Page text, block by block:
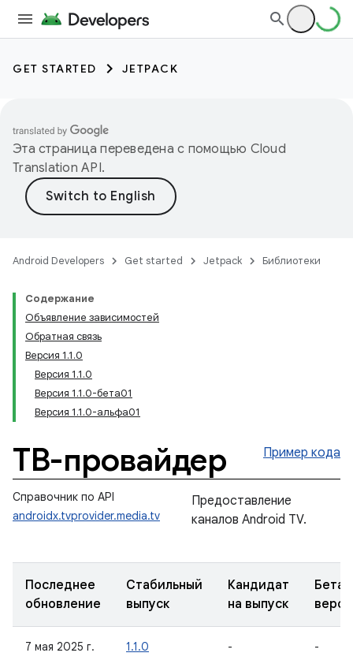
GET STARTED JETPACK
Эта страница переведена с помощью Cloud
Translation API.
Android Developers Get started Jetpack Библиотеки
Содержание
Объявление зависимостей
Обратная связь
Версия 1.1.0
Версия 1.1.0
Версия 1.1.0-бета01
Версия 1.1.0-альфа01
ТВ-провайдер Пример кода
Справочник по API
androidx.tvprovider.media.tv
Предоставление
каналов Android TV.
Последнее
обновление
Стабильный
выпуск
Кандидат
на выпуск
Бета-
7 мая 2025 г. 1.1.0 - -